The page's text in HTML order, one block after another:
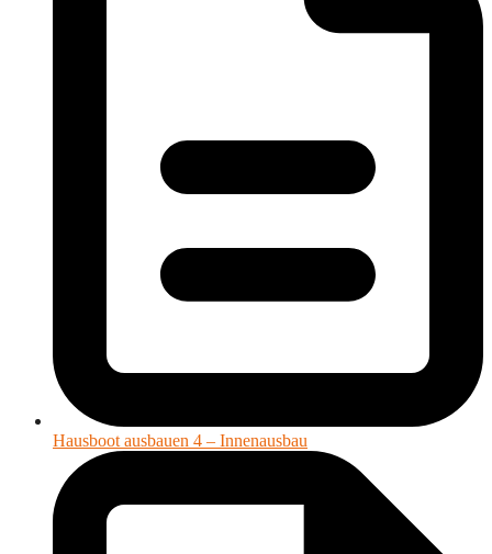
Hausboot ausbauen 4 – Innenausbau